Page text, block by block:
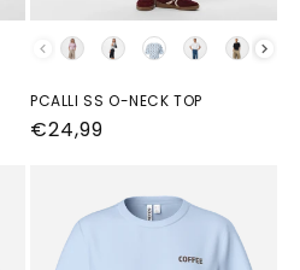
kleur
PCALLI SS O-NECK TOP
Normale
€24,99